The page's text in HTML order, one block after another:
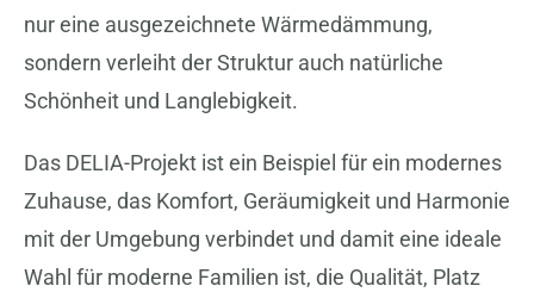
nur eine ausgezeichnete Wärmedämmung,
sondern verleiht der Struktur auch natürliche
Schönheit und Langlebigkeit.
Das DELIA-Projekt ist ein Beispiel für ein modernes
Zuhause, das Komfort, Geräumigkeit und Harmonie
mit der Umgebung verbindet und damit eine ideale
Wahl für moderne Familien ist, die Qualität, Platz